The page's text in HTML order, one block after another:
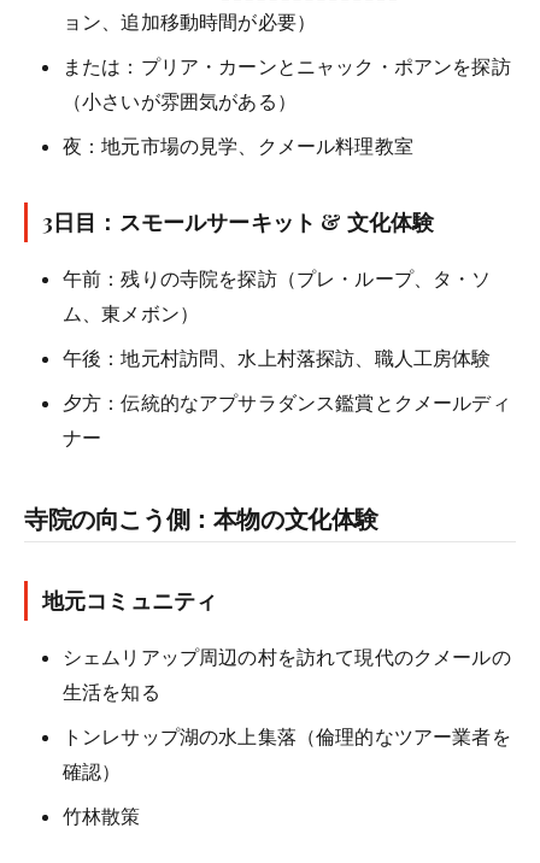
ョン、追加移動時間が必要）
または：プリア・カーンとニャック・ポアンを探訪
（小さいが雰囲気がある）
夜：地元市場の見学、クメール料理教室
3日目：スモールサーキット & 文化体験
午前：残りの寺院を探訪（プレ・ループ、タ・ソ
ム、東メボン）
午後：地元村訪問、水上村落探訪、職人工房体験
夕方：伝統的なアプサラダンス鑑賞とクメールディ
ナー
寺院の向こう側：本物の文化体験
地元コミュニティ
シェムリアップ周辺の村を訪れて現代のクメールの
生活を知る
トンレサップ湖の水上集落（倫理的なツアー業者を
確認）
竹林散策